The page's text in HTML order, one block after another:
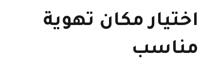
اختيار مكان تهوية
مناسب